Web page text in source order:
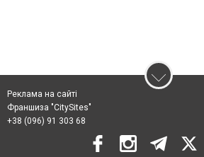
Реклама на сайті
Франшиза "CitySites"
+38 (096) 91 303 68